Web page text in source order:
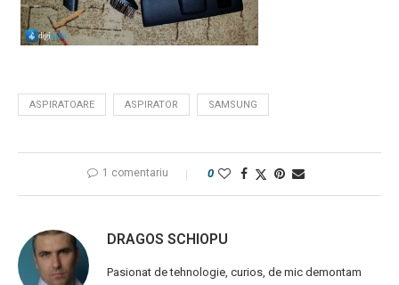
ASPIRATOARE ASPIRATOR SAMSUNG
1 comentariu 0
DRAGOS SCHIOPU
Pasionat de tehnologie, curios, de mic demontam